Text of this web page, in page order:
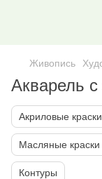
Живопись
Акварель
Акриловые краски
Масляные краски
Контуры